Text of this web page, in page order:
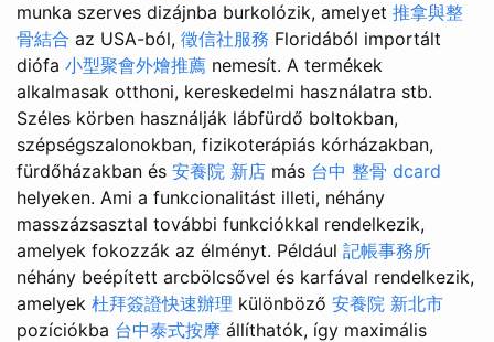
munka szerves dizájnba burkolózik, amelyet 推拿與整
骨結合 az USA-ból, 徵信社服務 Floridából importált
diófa 小型聚會外燴推薦 nemesít. A termékek
alkalmasak otthoni, kereskedelmi használatra stb.
Széles körben használják lábfürdő boltokban,
szépségszalonokban, fizikoterápiás kórházakban,
fürdőházakban és 安養院 新店 más 台中 整骨 dcard
helyeken. Ami a funkcionalitást illeti, néhány
masszázsasztal további funkciókkal rendelkezik,
amelyek fokozzák az élményt. Például 記帳事務所
néhány beépített arcbölcsővel és karfával rendelkezik,
amelyek 杜拜簽證快速辦理 különböző 安養院 新北市
pozíciókba 台中泰式按摩 állíthatók, így maximális